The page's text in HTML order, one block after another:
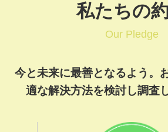
私たちの
Our Pledge
今と未来に最善となるよう。
適な解決方法を検討し調査